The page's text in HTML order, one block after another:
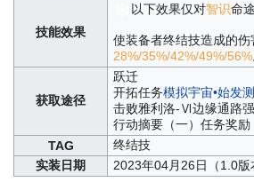
技能效果
以下效果仅对智识命
使装备者终结技造成的伤
28%/35%/42%/49%/56%
获取途径
跃迁
开拓任务模拟宇宙•始发
击败雅利洛-Ⅵ边缘通路
行动摘要（一）任务奖励
TAG
终结技
实装日期
2023年04月26日（1.0版